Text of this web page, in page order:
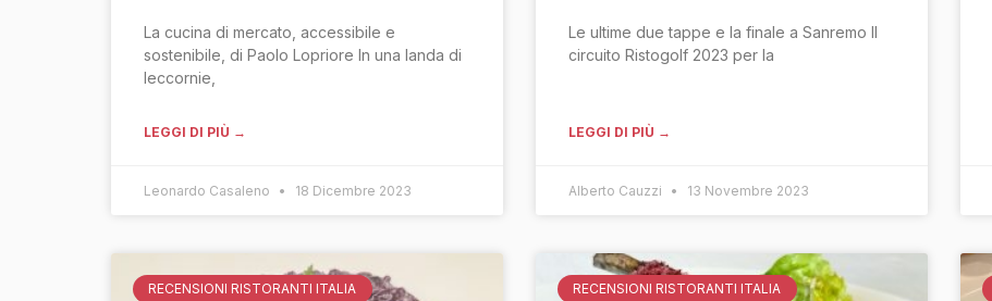
La cucina di mercato, accessibile e
sostenibile, di Paolo Lopriore In una landa di
leccornie,
LEGGI DI PIÙ →
Leonardo Casaleno 18 Dicembre 2023
Le ultime due tappe e la finale a Sanremo Il
circuito Ristogolf 2023 per la
LEGGI DI PIÙ →
Alberto Cauzzi 13 Novembre 2023
RECENSIONI RISTORANTI ITALIA RECENSIONI RISTORANTI ITALIA